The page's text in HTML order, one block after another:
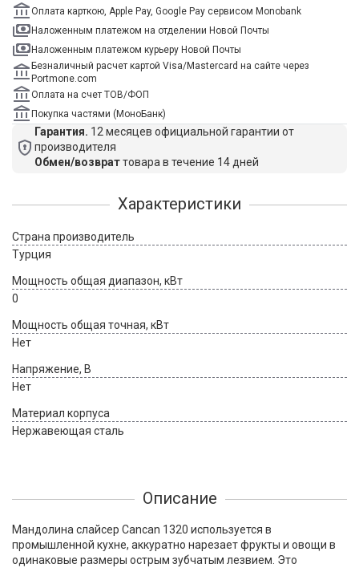
Оплата карткою, Apple Pay, Google Pay сервисом Monobank
Наложенным платежом на отделении Новой Почты
Наложенным платежом курьеру Новой Почты
Безналичный расчет картой Visa/Mastercard на сайте через
Portmone.com
Оплата на счет ТОВ/ФОП
Покупка частями (МоноБанк)
Гарантия. 12 месяцев официальной гарантии от
производителя
Обмен/возвраттовара в течение 14 дней
Характеристики
Страна производитель
Турция
Мощность общая диапазон, кВт
0
Мощность общая точная, кВт
Нет
Напряжение, В
Нет
Материал корпуса
Нержавеющая сталь
Описание
Мандолина слайсер Cancan 1320 используется в
промышленной кухне, аккуратно нарезает фрукты и овощи в
одинаковые размеры острым зубчатым лезвием. Это